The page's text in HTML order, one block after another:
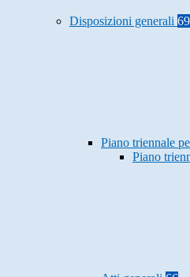
Disposizioni generali 69
Piano triennale
Piano